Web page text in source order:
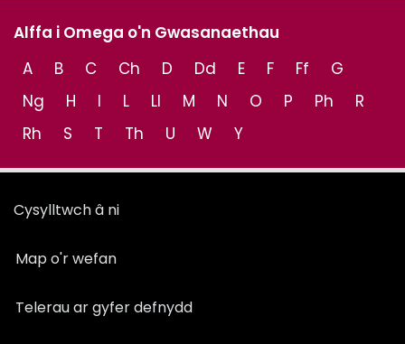
Alffa i Omega o'n Gwasanaethau
A
B C Ch D Dd E F Ff
G
Ng
H I L Ll M N O P Ph
R
Rh
S T Th U W Y
Cysylltwch â ni
Map o'r wefan
Telerau ar gyfer defnydd